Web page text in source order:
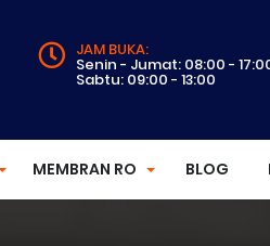
JAM BUKA:
Senin - Jumat: 08:00 -
Sabtu: 09:00 - 13:00
MEMBRAN RO BLOG